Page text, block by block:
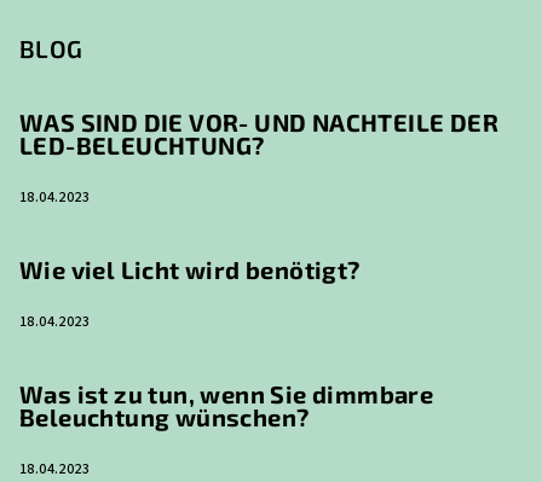
BLOG
WAS SIND DIE VOR- UND NACHTEILE DER
LED-BELEUCHTUNG?
18.04.2023
Wie viel Licht wird benötigt?
18.04.2023
Was ist zu tun, wenn Sie dimmbare
Beleuchtung wünschen?
18.04.2023